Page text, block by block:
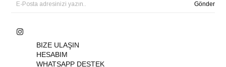
Gönder
BIZE ULAŞIN
HESABIM
WHATSAPP DESTEK